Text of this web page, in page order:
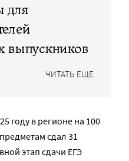
для
выпускников
ЧИТАТЬ ЕЩЕ
году в регионе на 100
сдал 31
этап сдачи ЕГЭ